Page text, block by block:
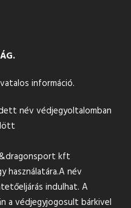
információ.
név védjegyoltalomban
dragonsport kft
használatára.A név
indulhat. A
a védjegyjogosult bárkivel